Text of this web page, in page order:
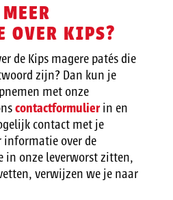
OVER KIPS?
de Kips magere patés die
zijn? Dan kun je
met onze
contactformulierin en
contact met je
informatie over de
in onze leverworst zitten,
verwijzen we je naar